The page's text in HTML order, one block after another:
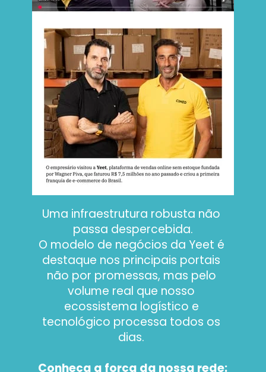
Uma infraestrutura robusta não
passa despercebida.
O modelo de negócios da Yeet é
destaque nos principais portais
não por promessas, mas pelo
volume real que nosso
ecossistema logístico e
tecnológico processa todos os
dias.
Conheça a força da nossa rede: